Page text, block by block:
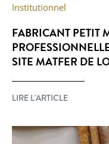
Institutionnel
FABRICANT PETIT
SITE MATFER DE
LIRE L'ARTICLE